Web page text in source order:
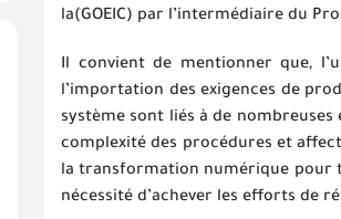
la(GOEIC) par l’intermédiaire du
Il convient de mentionner que,
l’importation des exigences de
système sont liés à de
complexité des procédures et
la transformation numérique pour
nécessité d’achever les efforts de